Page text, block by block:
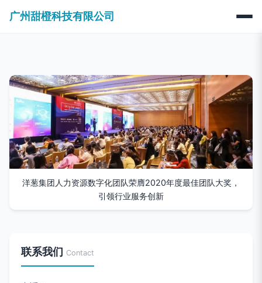
广州甜橙科技有限公司
洋葱集团人力资源数字化团队荣膺2020年度最佳团队大奖，
引领行业服务创新
联系我们 Contact